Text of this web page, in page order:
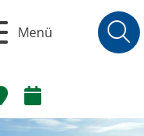
Menü